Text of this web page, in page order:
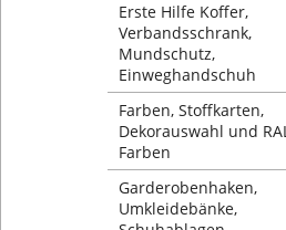
Erste Hilfe Koffer,
Verbandsschrank,
Mundschutz,
Einweghandschuh
Farben, Stoffkarten,
Dekorauswahl und
Farben
Garderobenhaken,
Umkleidebänke,